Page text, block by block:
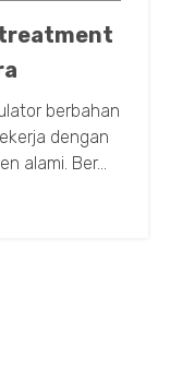
berbahan
dengan
alami. Ber...